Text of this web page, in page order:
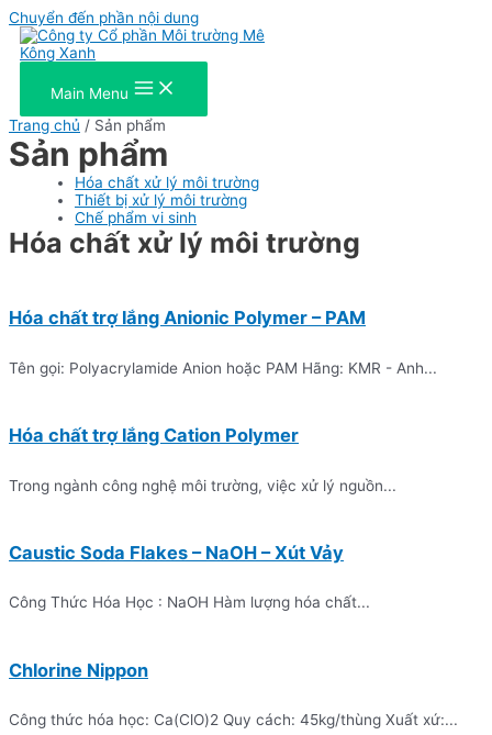
Chuyển đến phần nội dung
Main Menu
Trang chủ / Sản phẩm
Sản phẩm
Hóa chất xử lý môi trường
Thiết bị xử lý môi trường
Chế phẩm vi sinh
Hóa chất xử lý môi trường
Hóa chất trợ lắng Anionic Polymer – PAM
Tên gọi: Polyacrylamide Anion hoặc PAM Hãng: KMR - Anh...
Hóa chất trợ lắng Cation Polymer
Trong ngành công nghệ môi trường, việc xử lý nguồn...
Caustic Soda Flakes – NaOH – Xút Vảy
Công Thức Hóa Học : NaOH Hàm lượng hóa chất...
Chlorine Nippon
Công thức hóa học: Ca(ClO)2 Quy cách: 45kg/thùng Xuất xứ:...